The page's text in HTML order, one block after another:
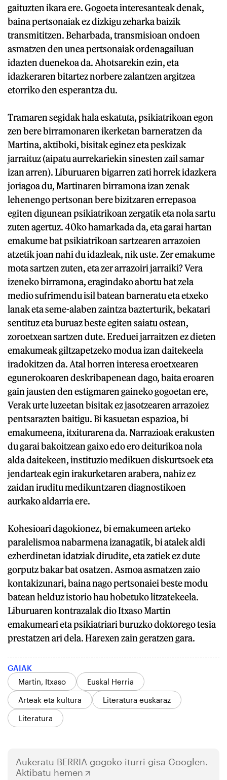
gaituzten ikara ere. Gogoeta interesanteak denak,
baina pertsonaiak ez dizkigu zeharka baizik
transmititzen. Beharbada, transmisioan ondoen
asmatzen den unea pertsonaiak ordenagailuan
idazten duenekoa da. Ahotsarekin ezin, eta
idazkeraren bitartez norbere zalantzen argitzea
etorriko den esperantza du.
Tramaren segidak hala eskatuta, psikiatrikoan egon
zen bere birramonaren ikerketan barneratzen da
Martina, aktiboki, bisitak eginez eta peskizak
jarraituz (aipatu aurrekariekin sinesten zail samar
izan arren). Liburuaren bigarren zati horrek idazkera
joriagoa du, Martinaren birramona izan zenak
lehenengo pertsonan bere bizitzaren errepasoa
egiten digunean psikiatrikoan zergatik eta nola sartu
zuten agertuz. 40ko hamarkada da, eta garai hartan
emakume bat psikiatrikoan sartzearen arrazoien
atzetik joan nahi du idazleak, nik uste. Zer emakume
mota sartzen zuten, eta zer arrazoiri jarraiki? Vera
izeneko birramona, eragindako abortu bat zela
medio sufrimendu isil batean barneratu eta etxeko
lanak eta seme-alaben zaintza bazterturik, bekatari
sentituz eta buruaz beste egiten saiatu ostean,
zoroetxean sartzen dute. Ereduei jarraitzen ez dieten
emakumeak giltzapetzeko modua izan daitekeela
iradokitzen da. Atal horren interesa eroetxearen
egunerokoaren deskribapenean dago, baita eroaren
gain jausten den estigmaren gaineko gogoetan ere,
Verak urte luzeetan bisitak ez jasotzearen arrazoiez
pentsarazten baitigu. Bi kasuetan espazioa, bi
emakumeena, itxiturarena da. Narrazioak erakusten
du garai bakoitzean gaixo edo ero deiturikoa nola
alda daitekeen, instituzio medikuen diskurtsoek eta
jendarteak egin irakurketaren arabera, nahiz ez
zaidan iruditu medikuntzaren diagnostikoen
aurkako aldarria ere.
Kohesioari dagokionez, bi emakumeen arteko
paralelismoa nabarmena izanagatik, bi atalek aldi
ezberdinetan idatziak dirudite, eta zatiek ez dute
gorputz bakar bat osatzen. Asmoa asmatzen zaio
kontakizunari, baina nago pertsonaiei beste modu
batean helduz istorio hau hobetuko litzatekeela.
Liburuaren kontrazalak dio Itxaso Martin
emakumeari eta psikiatriari buruzko doktorego tesia
prestatzen ari dela. Harexen zain geratzen gara.
GAIAK
Martin, Itxaso
Euskal Herria
Arteak eta kultura
Literatura euskaraz
Literatura
Aukeratu BERRIA gogoko iturri gisa Googlen.
Aktibatu hemen